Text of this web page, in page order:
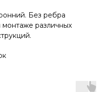
Без ребра
различных